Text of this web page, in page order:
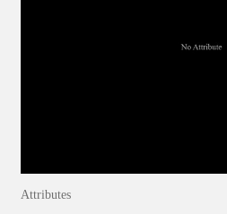
Attributes